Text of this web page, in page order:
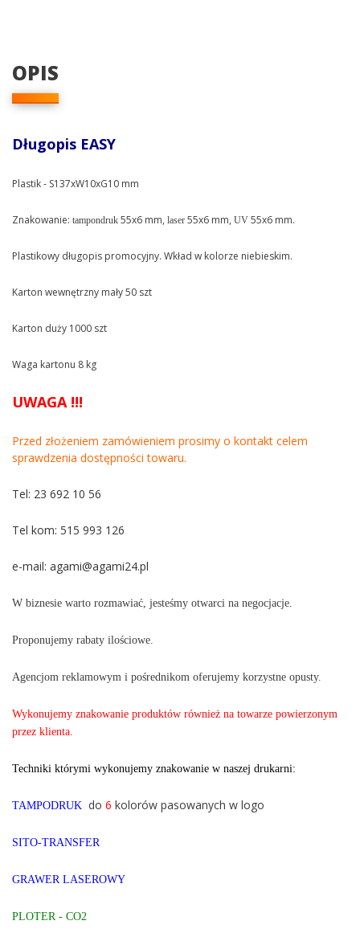
OPIS
Długopis EASY
Plastik - S137xW10xG10 mm
Znakowanie: tampondruk 55x6 mm, laser 55x6 mm, UV 55x6 mm.
Plastikowy długopis promocyjny. Wkład w kolorze niebieskim.
Karton wewnętrzny mały 50 szt
Karton duży 1000 szt
Waga kartonu 8 kg
UWAGA !!!
Przed złożeniem zamówieniem prosimy o kontakt celem
sprawdzenia dostępności towaru.
Tel: 23 692 10 56
Tel kom: 515 993 126
e-mail: agami@agami24.pl
W biznesie warto rozmawiać, jesteśmy otwarci na negocjacje.
Proponujemy rabaty ilościowe.
Agencjom reklamowym i pośrednikom oferujemy korzystne opusty.
Wykonujemy znakowanie produktów również na towarze powierzonym
przez klienta.
Techniki którymi wykonujemy znakowanie w naszej drukarni:
TAMPODRUK do 6 kolorów pasowanych w logo
SITO-TRANSFER
GRAWER LASEROWY
PLOTER - CO2